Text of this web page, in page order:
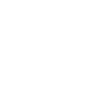
🥰 また機会があり